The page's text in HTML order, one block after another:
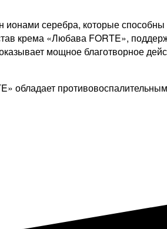
серебра, которые способны
крема «Любава FORTE»,
мощное благотворное
обладает